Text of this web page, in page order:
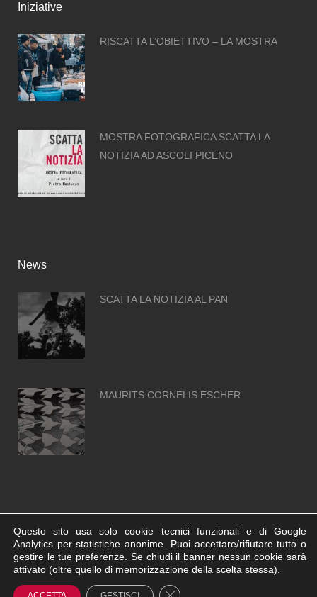
Iniziative
RISCATTA L’OBIETTIVO – LA MOSTRA
MOSTRA FOTOGRAFICA SCATTA LA
NOTIZIA AD ASCOLI PICENO
News
SCATTA LA NOTIZIA AL PAN
MAURITS CORNELIS ESCHER
© Neapolis.Art - C.F. 95130700636 | Powered byAgenzia di
Pubblicità a Napoli AT ADV
Informativa Cookie
Questo sito usa solo cookie tecnici funzionali e di Google
Analytics per statistiche anonime. Puoi accettare/rifiutare tutto o
gestire le tue preferenze. Se chiudi il banner nessun cookie sarà
attivato (oltre quello di memorizzazione della scelta stessa).
Close GDPR Cookie Banner